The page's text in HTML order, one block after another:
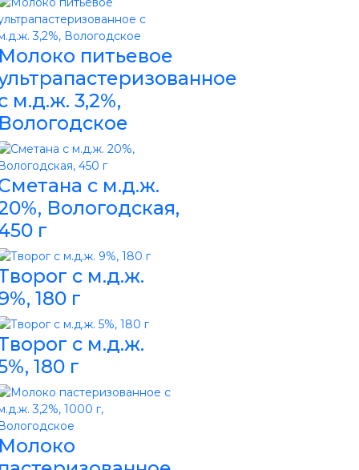
питьевое
м.д.ж. 3,2%,
с м.д.ж.
Вологодская,
г
с м.д.ж.
180 г
с м.д.ж.
180 г